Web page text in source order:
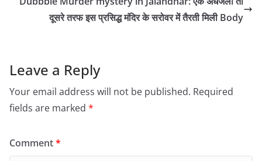
दूसरे तरफ इस प्रसिद्ध मंदिर के सरोवर में तैरती मिली Body
Leave a Reply
Your email address will not be published. Required
fields are marked *
Comment*